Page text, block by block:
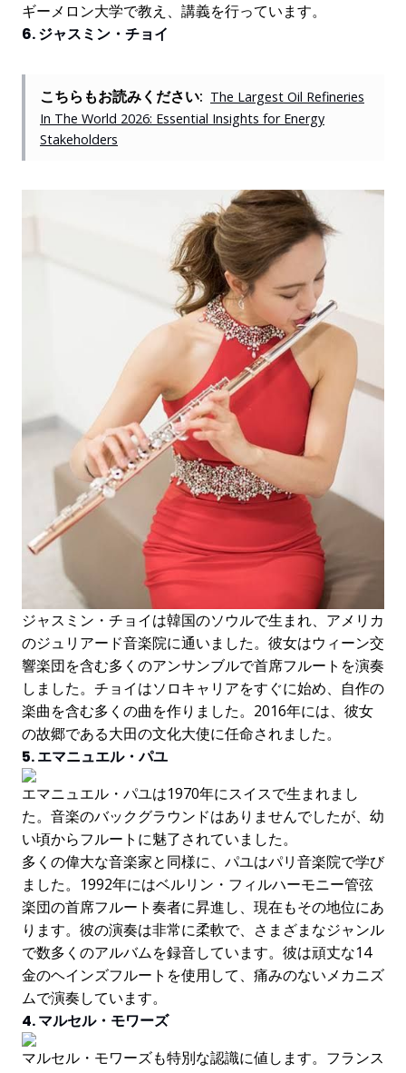
ギーメロン大学で教え、講義を行っています。
6. ジャスミン・チョイ
こちらもお読みください: The Largest Oil Refineries
In The World 2026: Essential Insights for Energy
Stakeholders
ジャスミン・チョイは韓国のソウルで生まれ、アメリカ
のジュリアード音楽院に通いました。彼女はウィーン交
響楽団を含む多くのアンサンブルで首席フルートを演奏
しました。チョイはソロキャリアをすぐに始め、自作の
楽曲を含む多くの曲を作りました。2016年には、彼女
の故郷である大田の文化大使に任命されました。
5. エマニュエル・パユ
エマニュエル・パユは1970年にスイスで生まれまし
た。音楽のバックグラウンドはありませんでしたが、幼
い頃からフルートに魅了されていました。
多くの偉大な音楽家と同様に、パユはパリ音楽院で学び
ました。1992年にはベルリン・フィルハーモニー管弦
楽団の首席フルート奏者に昇進し、現在もその地位にあ
ります。彼の演奏は非常に柔軟で、さまざまなジャンル
で数多くのアルバムを録音しています。彼は頑丈な14
金のヘインズフルートを使用して、痛みのないメカニズ
ムで演奏しています。
4. マルセル・モワーズ
マルセル・モワーズも特別な認識に値します。フランス